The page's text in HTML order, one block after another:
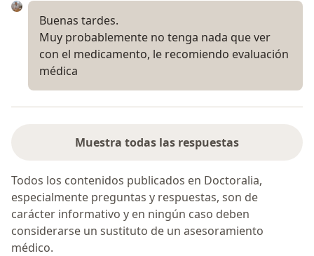
Buenas tardes.
Muy probablemente no tenga nada que ver
con el medicamento, le recomiendo evaluación
médica
Muestra todas las respuestas
Todos los contenidos publicados en Doctoralia,
especialmente preguntas y respuestas, son de
carácter informativo y en ningún caso deben
considerarse un sustituto de un asesoramiento
médico.